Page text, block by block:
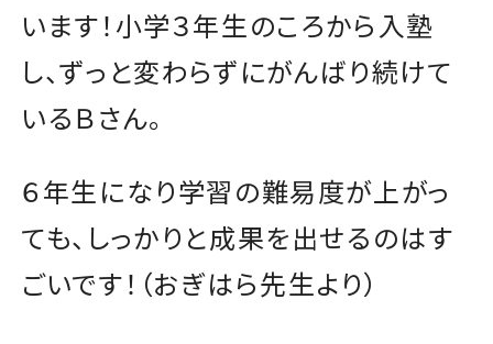
います！小学３年生のころから入塾
し、ずっと変わらずにがんばり続けて
いるＢさん。
６年生になり学習の難易度が上がっ
ても、しっかりと成果を出せるのはす
ごいです！（おぎはら先生より）